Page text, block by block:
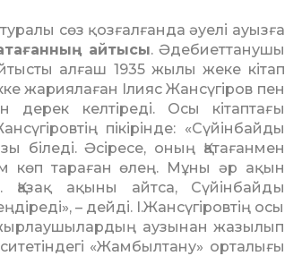
сөз қозғалғанда әуелі ауызға
ай­тысы. Әдебиеттанушы
алғаш 1935 жылы жеке кітап
жариялаған Ілияс Жансүгіров пен
дерек келтіреді. Осы кітаптағы
пікірінде: «Сүйін­бай­ды
біледі. Әсіресе, оның Қатағанмен
көп тара­ған өлең. Мұны әр ақын
Қазақ ақыны айтса, Сүйінбайды
– дейді. І.Жан­сүгіровтің осы
аузынан жазылып
«Жамбылтану» орталығы